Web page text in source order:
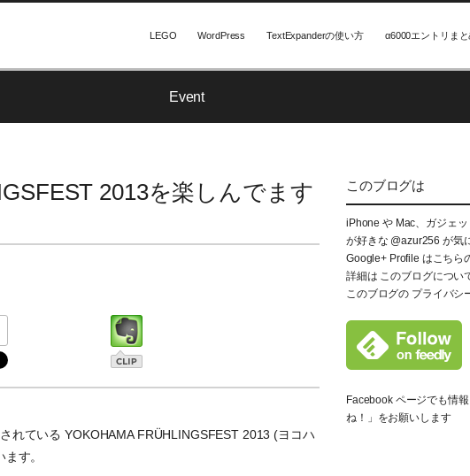
LEGO WordPress TextExpanderの使い方 α6000エントリまと
Event
2013を楽しんでます
れている YOKOHAMA FRÜHLINGSFEST 2013 (ヨコハ
す。
このブログは
iPhone や Mac、ガジェ
が好きな @azur256 が気
Google+ Profile はこちら
詳細は このブログについ
このブログの プライバシ
Facebook ページでも情
ね！」をお願いします